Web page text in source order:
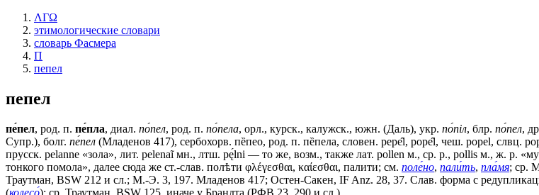
ΛΓΩ
этимологические словари
словарь Фасмера
П
пепел
пепел
пе́пел, род. п. пе́пла, диал. по́пел, род. п. по́пела, орл., курск., калужск., южн. (Даль), укр. по́пiл, блр. по́пел,
Супр.), болг. пе́пел (Младенов 417), сербохорв. пȅпео, род. п. пȅпела, словен. рере̑l, роре̑l, чеш. рореl, слвц.
прусск. реlаnnе «зола», лит. реlеnаĩ мн., лтш. pę́lni — то же, возм., также лат. роllеn м., ср. р., pollis м., ж. р.
тонкого помола», далее сюда же ст.-слав. полѣти φλέγεσθαι, καίεσθαι, палити; см. поле́но, пали́ть, пла́мя; ср.
Траутман, ВSW 212 и сл.; М.-Э. 3, 197. Младенов 417; Остен-Сакен, IF Anz. 28, 37. Слав. форма с
(колесо́); ср. Траутман, ВSW 125. иначе у Брандта (РФВ 23, 290 и сл.)